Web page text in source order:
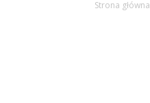
Strona główna